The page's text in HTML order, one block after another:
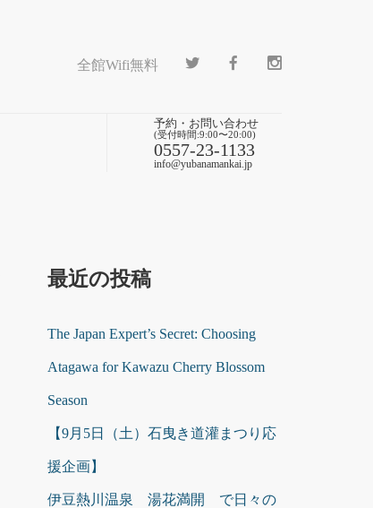
全館Wifi無料
予約・お問い合わせ
(受付時間:9:00〜20:00)
0557-23-1133
info@yubanamankai.jp
最近の投稿
The Japan Expert’s Secret: Choosing
Atagawa for Kawazu Cherry Blossom
Season
【9月5日（土）石曳き道灌まつり応
援企画】
伊豆熱川温泉 湯花満開 で日々の